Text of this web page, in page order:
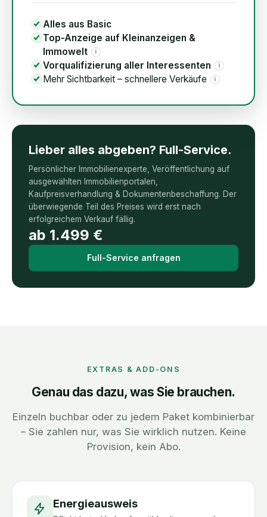
Alles aus Basic
Top-Anzeige auf Kleinanzeigen &
Immowelt
i
Vorqualifizierung aller Interessenten i
Mehr Sichtbarkeit – schnellere Verkäufe i
Lieber alles abgeben? Full-Service.
Persönlicher Immobilienexperte, Veröffentlichung auf
ausgewählten Immobilienportalen,
Kaufpreisverhandlung & Dokumentenbeschaffung. Der
überwiegende Teil des Preises wird erst nach
erfolgreichem Verkauf fällig.
ab 1.499 €
Full-Service anfragen
EXTRAS & ADD-ONS
Genau das dazu, was Sie brauchen.
Einzeln buchbar oder zu jedem Paket kombinierbar
– Sie zahlen nur, was Sie wirklich nutzen. Keine
Provision, kein Abo.
Energieausweis